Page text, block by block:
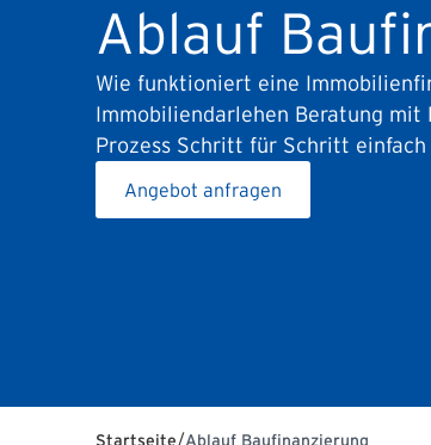
Ablauf
Wie funktioniert eine
Immobiliendarlehen Beratung
Prozess Schritt für Schritt
Angebot anfragen
Startseite/Ablauf Baufinanzierung